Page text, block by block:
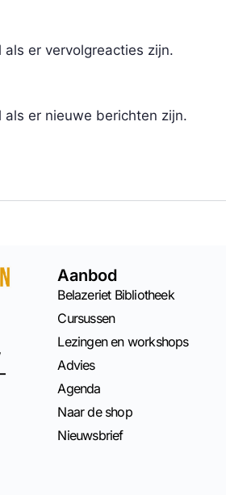
er vervolgreacties zijn.
als er nieuwe berichten zijn.
Aanbod
Belazeriet Bibliotheek
Cursussen
Lezingen en workshops
Advies
Agenda
Naar de shop
Nieuwsbrief